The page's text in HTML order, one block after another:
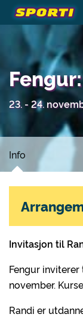
23. - 24.
Info
Invitasjon til
Fengur
november.
Randi er